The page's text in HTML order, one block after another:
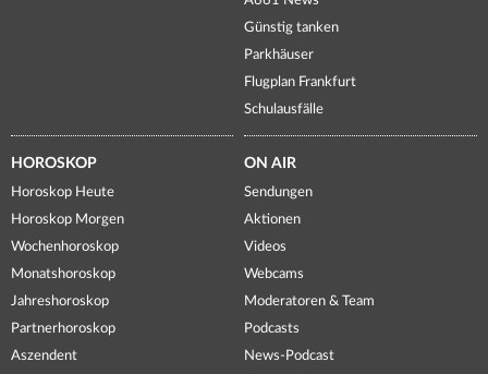
Günstig tanken
Parkhäuser
Flugplan Frankfurt
Schulausfälle
HOROSKOP
Horoskop Heute
Horoskop Morgen
Wochenhoroskop
Monatshoroskop
Jahreshoroskop
Partnerhoroskop
Aszendent
ON AIR
Sendungen
Aktionen
Videos
Webcams
Moderatoren & Team
Podcasts
News-Podcast